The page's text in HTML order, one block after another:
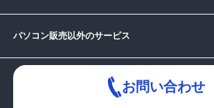
パソコン販売以外のサービス
お問い合わせ